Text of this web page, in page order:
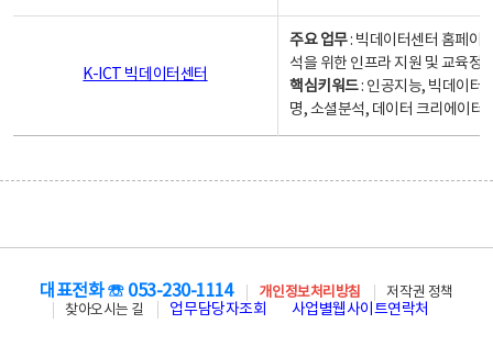
K-ICT 빅데이터센터
주요 업무: 빅데이터센터 홈페이
석을 위한 인프라 지원 및 교육정
핵심키워드: 인공지능, 빅데이터,
명, 소셜분석, 데이터 크리에이터
대표전화 ☏ 053-230-1114 개인정보처리방침
저작권 정책
찾아오시는 길
업무담당자조회 사업별웹사이트연락처